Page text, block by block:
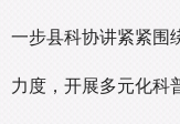
一步县科协讲紧紧围
力度，开展多元化科